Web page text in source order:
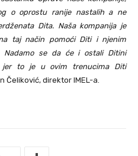
o oprostu ranije nastalih a ne
Dita. Naša kompanija je
taj način pomoći Diti i njenim
Nadamo se da će i ostali Ditini
jer to je u ovim trenucima Diti
Čeliković, direktor IMEL-a.